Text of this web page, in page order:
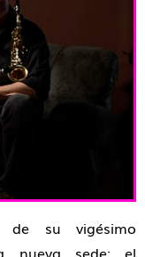
su vigésimo